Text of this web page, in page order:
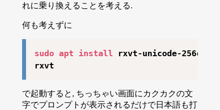
れに乗り換えることを考える.
何も考えずに
sudo apt install rxvt-unicode-
で起動すると, ちっちゃい画面にカクカクの文
字でプロンプトが表示されるだけで日本語も打